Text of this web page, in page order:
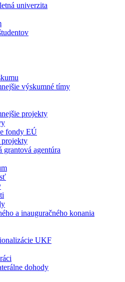
univerzita
výskumné tímy
projekty
fondy EÚ
grantová agentúra
a inauguračného konania
UKF
dohody